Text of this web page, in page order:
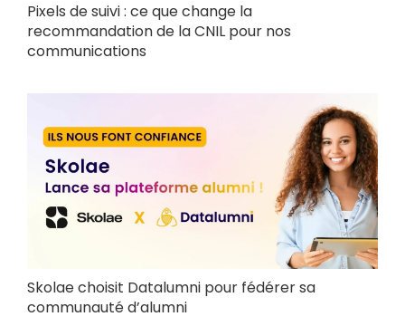
Pixels de suivi : ce que change la
recommandation de la CNIL pour nos
communications
Skolae choisit Datalumni pour fédérer sa
communauté d’alumni